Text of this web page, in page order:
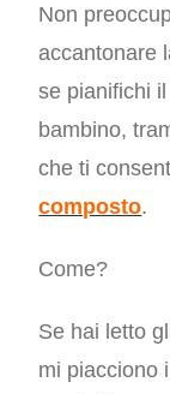
Non
accantonare
se pianifichi
bambino,
che ti
composto.
Come?
Se hai letto
mi piacciono